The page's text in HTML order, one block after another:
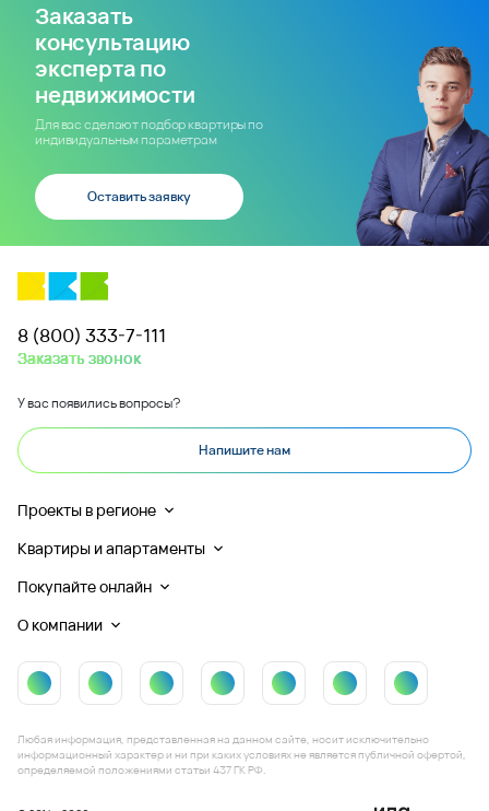
Заказать
консультацию
эксперта по
недвижимости
Для вас сделают подбор квартиры по
индивидуальным параметрам
Оставить заявку
8 (800) 333-7-111
Заказать звонок
У вас появились вопросы?
Напишите нам
Проекты в регионе
Квартиры и апартаменты
Покупайте онлайн
О компании
Любая информация, представленная на данном сайте, носит исключительно
информационный характер и ни при каких условиях не является публичной офертой,
определяемой положениями статьи 437 ГК РФ.